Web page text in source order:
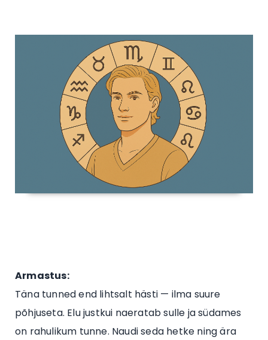
Armastus:
Täna tunned end lihtsalt hästi — ilma suure
põhjuseta. Elu justkui naeratab sulle ja südames
on rahulikum tunne. Naudi seda hetke ning ära